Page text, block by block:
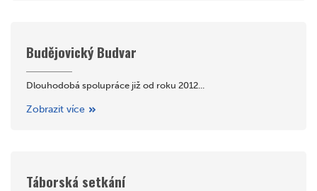
Budějovický Budvar
Dlouhodobá spolupráce již od roku 2012...
Zobrazit více
Táborská setkání